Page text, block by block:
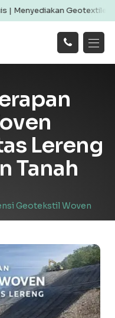
Geotextile Woven &
Hubungi
!
Lereng
Tanah
Geotekstil Woven